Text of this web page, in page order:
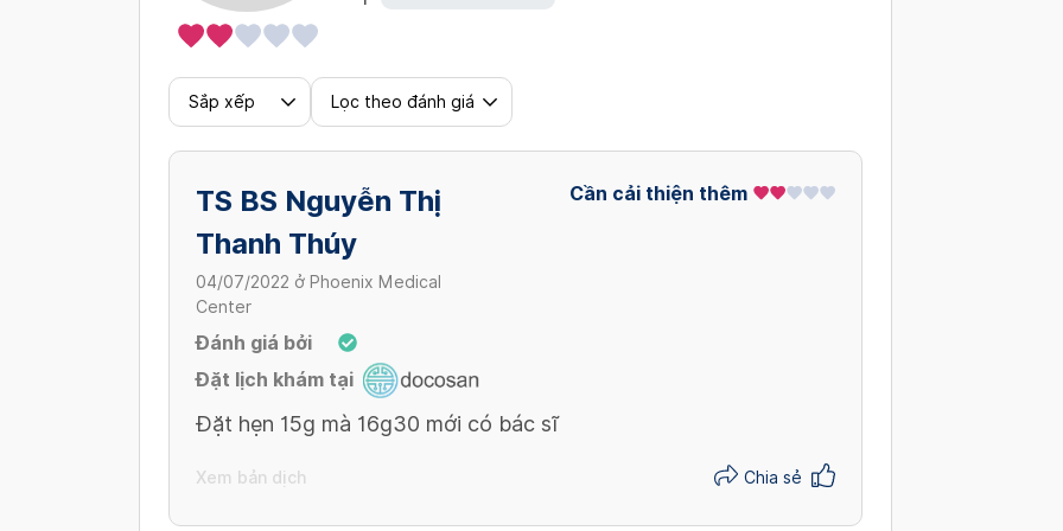
Sắp xếp Lọc theo đánh giá
TS BS Nguyễn Thị
Thanh Thúy
04/07/2022 ở Phoenix Medical
Center
Đánh giá bởi
Đặt lịch khám tại
Cần cải thiện thêm
Đặt hẹn 15g mà 16g30 mới có bác sĩ
Xem bản dịch Chia sẻ